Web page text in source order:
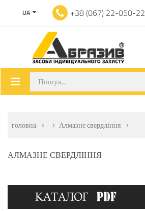
UA +38 (067) 22-050-22
головна Алмазне свердління
АЛМАЗНЕ СВЕРДЛІННЯ